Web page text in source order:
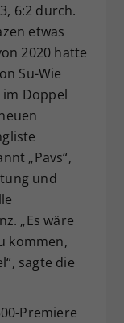
6:2 durch.
etwas
2020 hatte
Su-Wie
im Doppel
„Pavs“,
und
„Es wäre
kommen,
sagte die
Premiere